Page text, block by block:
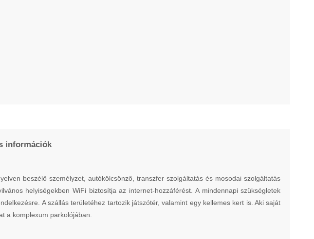
információk
beszélő személyzet, autókölcsönző, transzfer szolgáltatás és mosodai szolgáltatás
helyiségekben WiFi biztosítja az internet-hozzáférést. A mindennapi szükségletek
A szállás területéhez tartozik játszótér, valamint egy kellemes kert is. Aki saját
a komplexum parkolójában.